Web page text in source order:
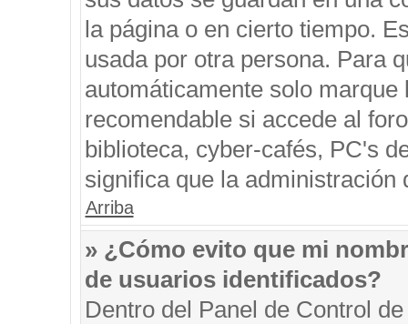
la página o en cierto tiempo.
usada por otra persona. Para
automáticamente solo
recomendable si accede al
biblioteca, cyber-cafés, PC's
significa que la administración
Arriba
» ¿Cómo evito que mi
de usuarios identificados?
Dentro del Panel de Control